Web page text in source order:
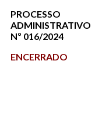
PROCESSO
ADMINISTRATIVO
Nº 016/2024
ENCERRADO